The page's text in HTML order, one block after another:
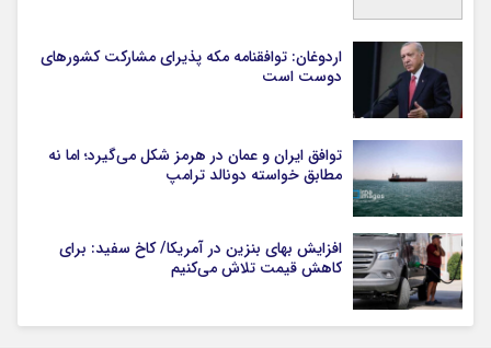
اردوغان: توافقنامه مکه پذیرای مشارکت کشورهای
دوست است
توافق ایران و عمان در هرمز شکل می‌گیرد؛ اما نه
مطابق خواسته دونالد ترامپ
افزایش بهای بنزین در آمریکا/ کاخ سفید: برای
کاهش قیمت تلاش می‌کنیم